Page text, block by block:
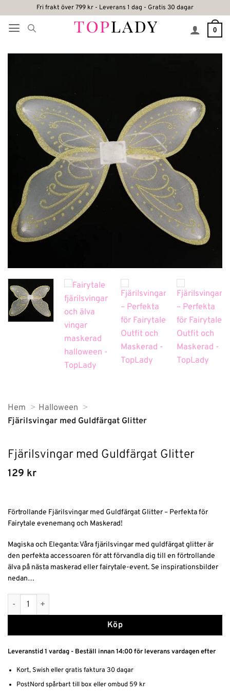
content
Fri frakt över 799 kr - Leverans 1 dag - Gratis 30 dagar
0
Hem
Halloween
Fjärilsvingar med Guldfärgat Glitter
Fjärilsvingar med Guldfärgat Glitter
129 kr
Förtrollande Fjärilsvingar med Guldfärgat Glitter – Perfekta för
Fairytale evenemang och Maskerad!
Magiska och Eleganta: Våra fjärilsvingar med guldfärgat glitter är
den perfekta accessoaren för att förvandla dig till en förtrollande
älva på nästa maskerad eller fairytale-event. Se inspirationsbilder
nedan…
Fjärilsvingar med Guldfärgat Glitter mängd
Köp
Alternative:
Leveranstid 1 vardag - Beställ innan 14:00 för leverans vardagen efter
Kort, Swish eller gratis faktura 30 dagar
PostNord spårbart till box eller ombud 59 kr